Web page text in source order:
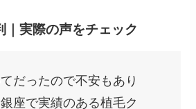
｜実際の声をチェック
だったので不安もあり
座で実績のある植毛ク